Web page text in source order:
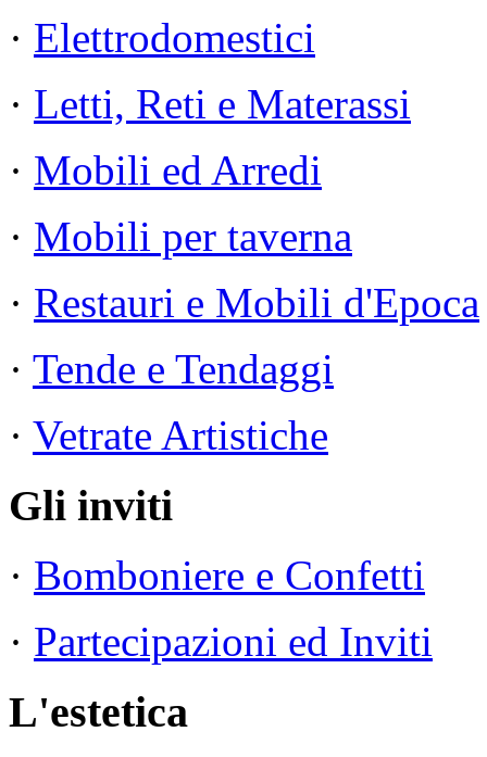
· Elettrodomestici
· Letti, Reti e Materassi
· Mobili ed Arredi
· Mobili per taverna
· Restauri e Mobili d'Epoca
· Tende e Tendaggi
· Vetrate Artistiche
Gli inviti
· Bomboniere e Confetti
· Partecipazioni ed Inviti
L'estetica